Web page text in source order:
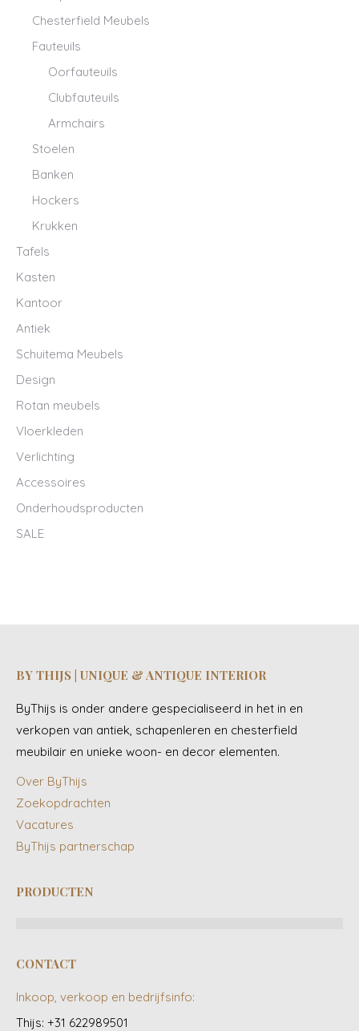
Chesterfield Meubels
Fauteuils
Oorfauteuils
Clubfauteuils
Armchairs
Stoelen
Banken
Hockers
Krukken
Tafels
Kasten
Kantoor
Antiek
Schuitema Meubels
Design
Rotan meubels
Vloerkleden
Verlichting
Accessoires
Onderhoudsproducten
SALE
BY THIJS | UNIQUE & ANTIQUE INTERIOR
ByThijs is onder andere gespecialiseerd in het in en
verkopen van antiek, schapenleren en chesterfield
meubilair en unieke woon- en decor elementen.
Over ByThijs
Zoekopdrachten
Vacatures
ByThijs partnerschap
PRODUCTEN
CONTACT
Inkoop, verkoop en bedrijfsinfo:
Thijs: +31 622989501